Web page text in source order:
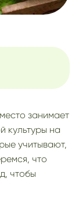
занимает
культуры на
учитывают,
что
чтобы